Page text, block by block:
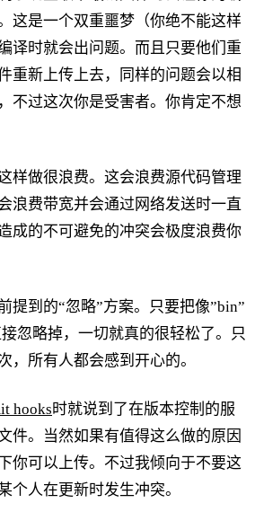
这是一个双重噩梦（你绝不能这样
译时就会出问题。而且只要他们重
重新上传上去，同样的问题会以相
不过这次你是受害者。你肯定不想
样做很浪费。这会浪费源代码管理
浪费带宽并会通过网络发送时一直
成的不可避免的冲突会极度浪费你
提到的“忽略”方案。只要把像”bin”
忽略掉，一切就真的很轻松了。只
，所有人都会感到开心的。
hooks时就说到了在版本控制的服
件。当然如果有值得这么做的原因
你可以上传。不过我倾向于不要这
个人在更新时发生冲突。